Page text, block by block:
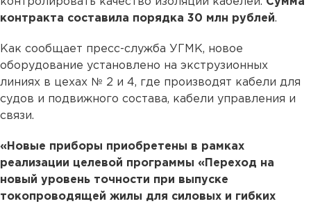
контракта составила порядка 30 млн рублей.
Как сообщает пресс-служба УГМК, новое
оборудование установлено на экструзионных
линиях в цехах № 2 и 4, где производят кабели для
судов и подвижного состава, кабели управления и
связи.
«Новые приборы приобретены в рамках
реализации целевой программы «Переход на
новый уровень точности при выпуске
токопроводящей жилы для силовых и гибких